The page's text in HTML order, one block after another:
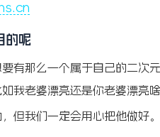
的呢
有那么一个属于自己的二次
我老婆漂亮还是你老婆漂亮
但我们一定会用心把他做好。